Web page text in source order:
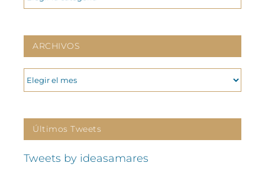
ARCHIVOS
ARCHIVOS
Últimos Tweets
Tweets by ideasamares